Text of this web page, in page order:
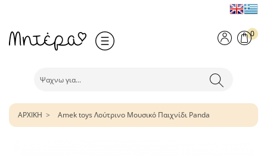
0
ΑΡΧΙΚΗ Amek toys Λούτρινο Μουσικό Παιχνίδι Panda